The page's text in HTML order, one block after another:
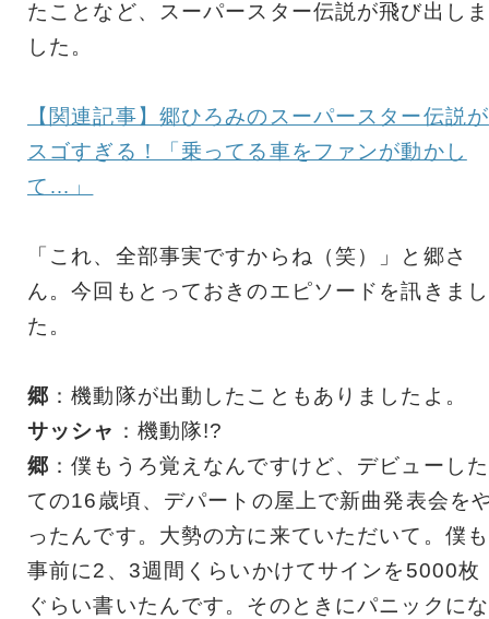
たことなど、スーパースター伝説が飛び出しま
した。
【関連記事】郷ひろみのスーパースター伝説が
スゴすぎる！「乗ってる車をファンが動かし
て…」
「これ、全部事実ですからね（笑）」と郷さ
ん。今回もとっておきのエピソードを訊きまし
た。
郷 ：機動隊が出動したこともありましたよ。
サッシャ ：機動隊!?
郷 ：僕もうろ覚えなんですけど、デビューした
ての16歳頃、デパートの屋上で新曲発表会を
ったんです。大勢の方に来ていただいて。僕も
事前に2、3週間くらいかけてサインを5000枚
ぐらい書いたんです。そのときにパニックにな